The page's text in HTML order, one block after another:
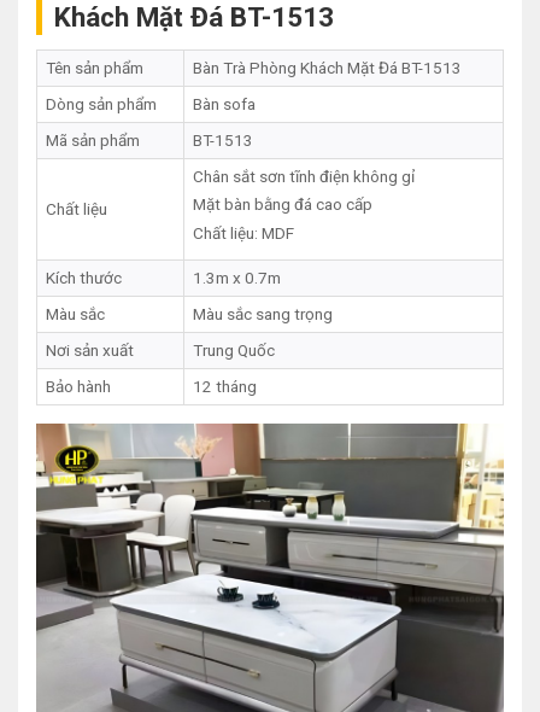
Khách Mặt Đá BT-1513
Tên sản phẩm
Bàn Trà Phòng Khách Mặt Đá BT-1513
Dòng sản phẩm
Bàn sofa
Mã sản phẩm
BT-1513
Chất liệu
Chân sắt sơn tĩnh điện không gỉ
Mặt bàn bằng đá cao cấp
Chất liệu: MDF
Kích thước
1.3m x 0.7m
Màu sắc
Màu sắc sang trọng
Nơi sản xuất
Trung Quốc
Bảo hành
12 tháng